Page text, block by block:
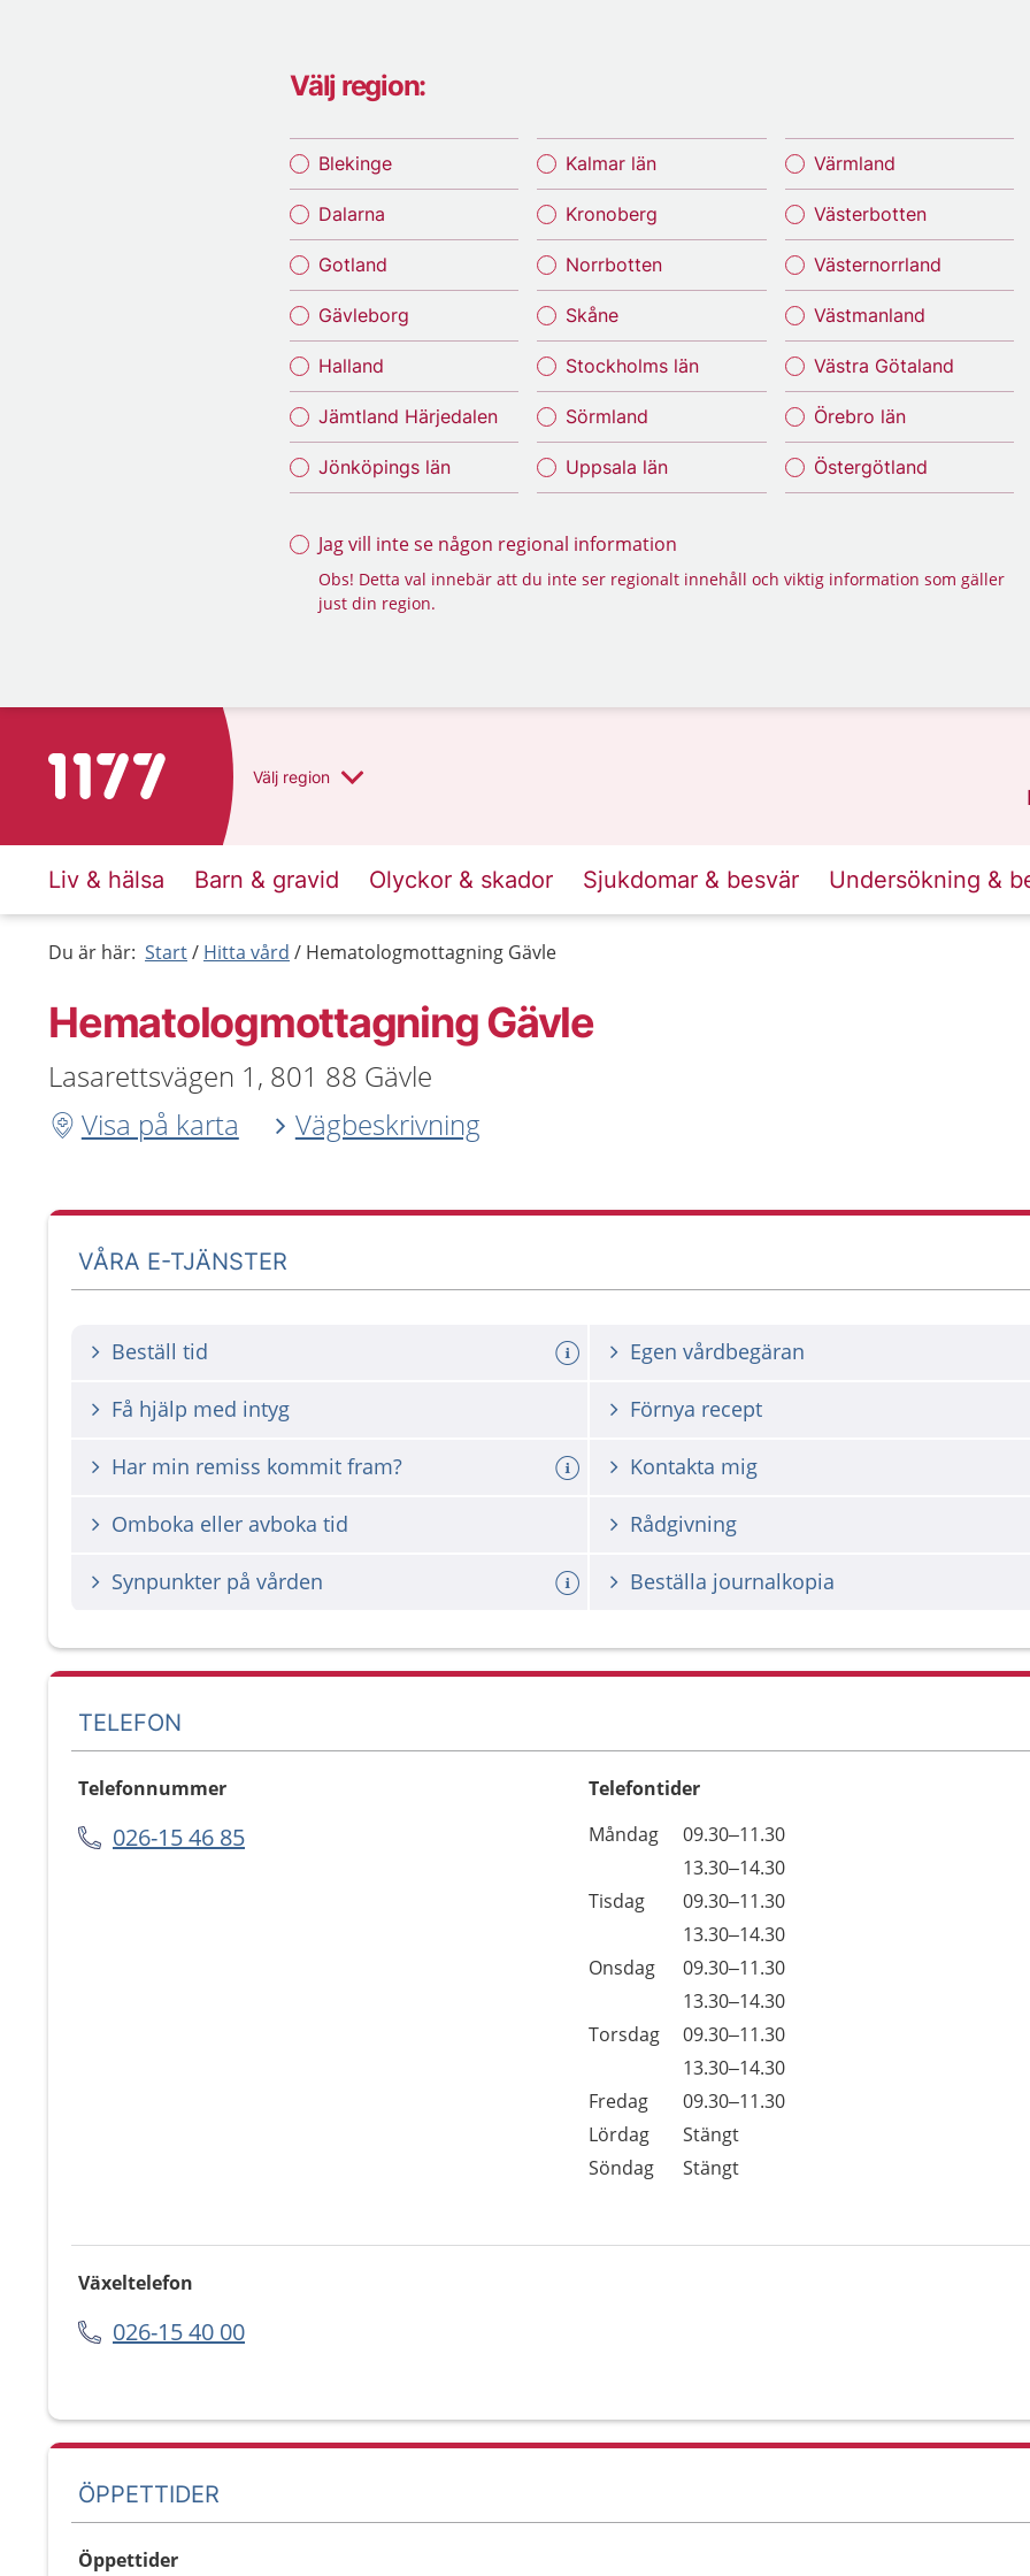
Välj region:
Blekinge
Dalarna
Gotland
Gävleborg
Halland
Jämtland Härjedalen
Jönköpings län
Kalmar län
Kronoberg
Norrbotten
Skåne
Stockholms län
Sörmland
Uppsala län
Värmland
Västerbotten
Västernorrland
Västmanland
Västra Götaland
Örebro län
Östergötland
Jag vill inte se någon regional information
Obs! Detta val innebär att du inte ser regionalt innehåll och viktig information som gäller
just din region.
Till startsidan för 1177 Välj region
Liv & hälsa Barn & gravid Olyckor & skador Sjukdomar & besvär Undersökning &
Du är här: Start Hitta vård Hematologmottagning Gävle
Hematologmottagning Gävle
Lasarettsvägen 1, 801 88 Gävle
Visa på karta
Vägbeskrivning
VÅRA E-TJÄNSTER
Beställ tid Egen vårdbegäran
Få hjälp med intyg Förnya recept
Har min remiss kommit fram? Kontakta mig
Omboka eller avboka tid Rådgivning
Synpunkter på vården Beställa journalkopia
TELEFON
Telefonnummer
026-15 46 85
Telefontider
Dag
Öppettider
Kommentarer
Måndag
09.30–11.30
13.30–14.30
Tisdag
09.30–11.30
13.30–14.30
Onsdag
09.30–11.30
13.30–14.30
Torsdag
09.30–11.30
13.30–14.30
Fredag
09.30–11.30
Lördag
Stängt
Söndag
Stängt
Växeltelefon
026-15 40 00
ÖPPETTIDER
Öppettider